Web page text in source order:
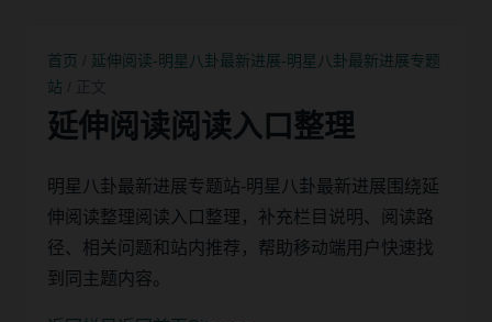
首页
延伸阅读-明星八卦最新进展-明星八卦最新进展专题
站
延伸阅读阅读入口整理
明星八卦最新进展专题站-明星八卦最新进展围绕延
伸阅读整理阅读入口整理，补充栏目说明、阅读路
径、相关问题和站内推荐，帮助移动端用户快速找
到同主题内容。